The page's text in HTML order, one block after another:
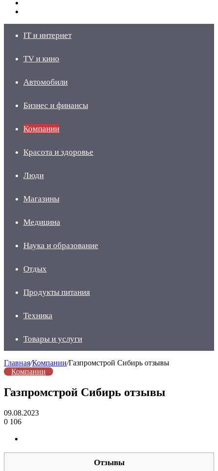
IT и интернет
TV и кино
Автомобили
Бизнес и финансы
Компании
Красота и здоровье
Люди
Магазины
Медицина
Наука и образование
Отдых
Продукты питания
Техника
Товары и услуги
Главная/Компании/Газпромстрой Сибирь отзывы
Компании
Газпромстрой Сибирь отзывы
09.08.2023
0 106
Отзывы